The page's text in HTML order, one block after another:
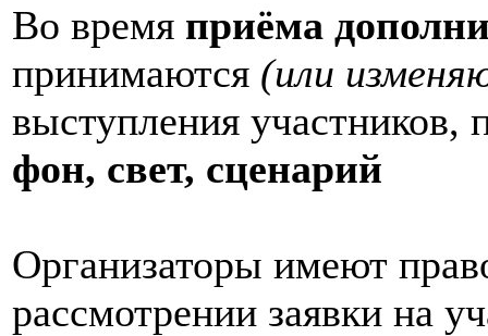
Во время приёма
принимаются (или
выступления
фон, свет, сценарий
Организаторы имеют
рассмотрении заявки на